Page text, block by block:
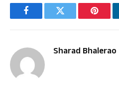
FacebookTwitter
Sharad Bhalerao